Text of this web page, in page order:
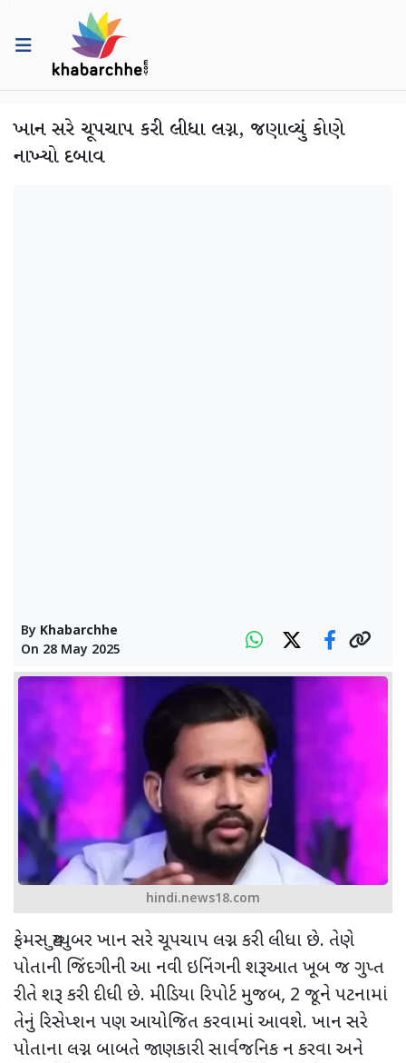
ખાન સરે ચૂપચાપ કરી લીધા લગ્ન, જણાવ્યું કોણે
નાખ્યો દબાવ
By Khabarchhe
On 28 May 2025
hindi.news18.com
ફેમસ યુટ્યુબર ખાન સરે ચૂપચાપ લગ્ન કરી લીધા છે. તેણે
પોતાની જિંદગીની આ નવી ઇનિંગની શરૂઆત ખૂબ જ ગુપ્ત
રીતે શરૂ કરી દીધી છે. મીડિયા રિપોર્ટ મુજબ, 2 જૂને પટનામાં
તેનું રિસેપ્શન પણ આયોજિત કરવામાં આવશે. ખાન સરે
પોતાના લગ્ન બાબતે જાણકારી સાર્વજનિક ન કરવા અને